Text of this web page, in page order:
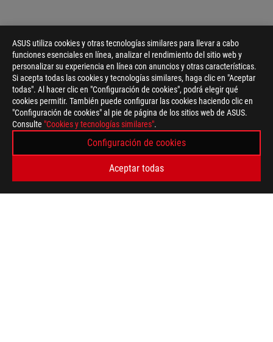
ASUS utiliza cookies y otras tecnologías similares para llevar a cabo
funciones esenciales en línea, analizar el rendimiento del sitio web y
personalizar su experiencia en línea con anuncios y otras características.
Si acepta todas las cookies y tecnologías similares, haga clic en "Aceptar
todas". Al hacer clic en "Configuración de cookies", podrá elegir qué
cookies permitir. También puede configurar las cookies haciendo clic en
"Configuración de cookies" al pie de página de los sitios web de ASUS.
Consulte "Cookies y tecnologías similares".
Configuración de cookies
Aceptar todas